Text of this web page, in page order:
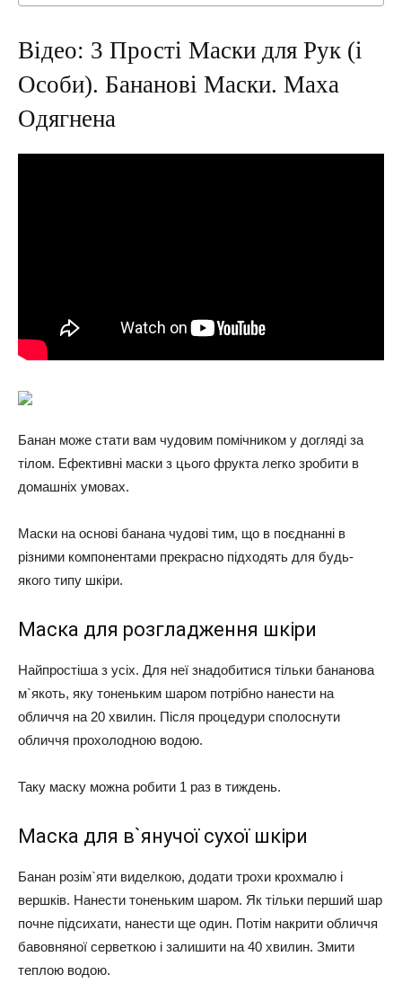
Відео: 3 Прості Маски для Рук (і
Особи). Бананові Маски. Маха
Одягнена
Банан може стати вам чудовим помічником у догляді за
тілом. Ефективні маски з цього фрукта легко зробити в
домашніх умовах.
Маски на основі банана чудові тим, що в поєднанні в
різними компонентами прекрасно підходять для будь-
якого типу шкіри.
Маска для розгладження шкіри
Найпростіша з усіх. Для неї знадобитися тільки бананова
м`якоть, яку тоненьким шаром потрібно нанести на
обличчя на 20 хвилин. Після процедури сполоснути
обличчя прохолодною водою.
Таку маску можна робити 1 раз в тиждень.
Маска для в`янучої сухої шкіри
Банан розім`яти виделкою, додати трохи крохмалю і
вершків. Нанести тоненьким шаром. Як тільки перший шар
почне підсихати, нанести ще один. Потім накрити обличчя
бавовняної серветкою і залишити на 40 хвилин. Змити
теплою водою.